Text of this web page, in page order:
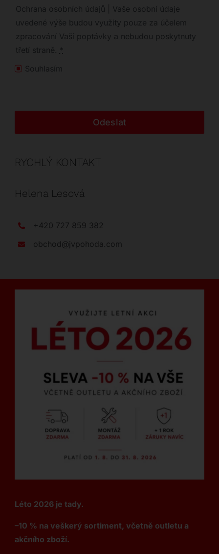
Ochrana osobních údajů | Vaše osobní údaje
uvedené výše budou využity pouze za účelem
zpracování Vaší poptávky a nebudou poskytnuty
třetí straně. *
Souhlasím
Odeslat
RYCHLÝ KONTAKT
Helena Lesová
+420 727 859 382
obchod@jvpohoda.com
Léto 2026 je tady.
–10 % na veškerý sortiment, včetně outletu a
akčního zboží.